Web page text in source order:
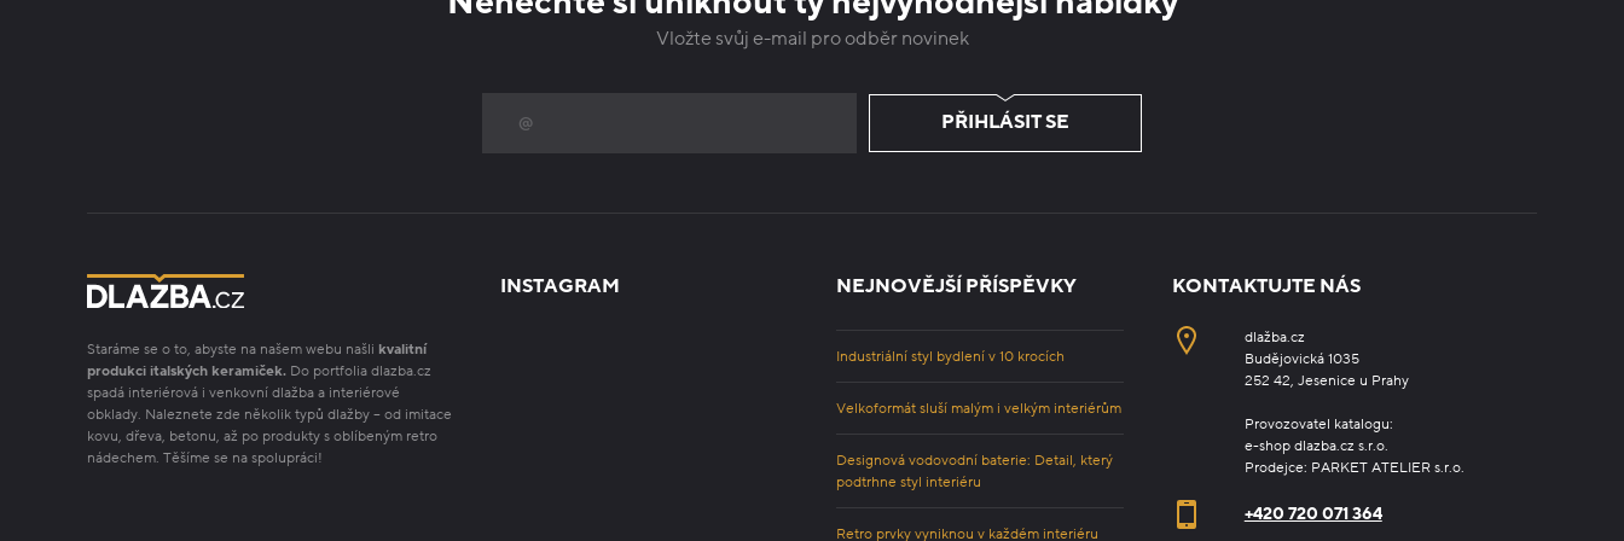
Vložte svůj e-mail pro odběr novinek
PŘIHLÁSIT SE
Staráme se o to, abyste na našem webu našli kvalitní
produkci italských keramiček. Do portfolia dlazba.cz
spadá interiérová i venkovní dlažba a interiérové
obklady. Naleznete zde několik typů dlažby – od imitace
kovu, dřeva, betonu, až po produkty s oblíbeným retro
nádechem. Těšíme se na spolupráci!
INSTAGRAM NEJNOVĚJŠÍ PŘÍSPĚVKY
Industriální styl bydlení v 10 krocích
Velkoformát sluší malým i velkým interiérům
Designová vodovodní baterie: Detail, který
podtrhne styl interiéru
Retro prvky vyniknou v každém interiéru
KONTAKTUJTE NÁS
dlažba.cz
Budějovická 1035
252 42, Jesenice u Prahy
Provozovatel katalogu:
e-shop dlazba.cz s.r.o.
Prodejce: PARKET ATELIER s.r.o.
+420 720 071 364